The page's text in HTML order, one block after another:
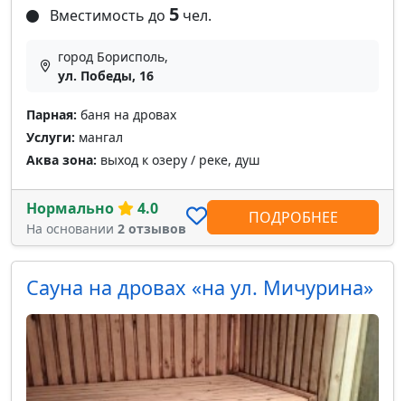
Вместимость до 5 чел.
город Борисполь,
ул. Победы, 16
Парная: баня на дровах
Услуги: мангал
Аква зона: выход к озеру / реке, душ
Нормально 4.0
На основании 2 отзывов
ПОДРОБНЕЕ
Сауна на дровах «на ул. Мичурина»